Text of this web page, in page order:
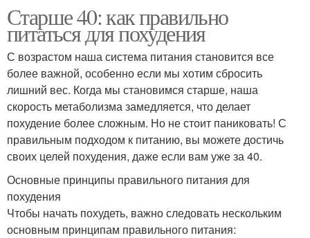
Старше 40: как правильно
питаться для похудения
С возрастом наша система питания становится все
более важной, особенно если мы хотим сбросить
лишний вес. Когда мы становимся старше, наша
скорость метаболизма замедляется, что делает
похудение более сложным. Но не стоит паниковать! С
правильным подходом к питанию, вы можете достичь
своих целей похудения, даже если вам уже за 40.
Основные принципы правильного питания для
похудения
Чтобы начать похудеть, важно следовать нескольким
основным принципам правильного питания: